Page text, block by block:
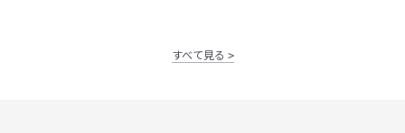
すべて見る